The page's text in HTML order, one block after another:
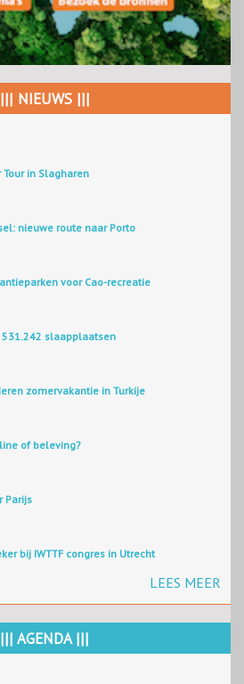
||| NIEUWS |||
in Slagharen
nieuwe route naar Porto
voor Cao-recreatie
slaapplaatsen
zomervakantie in Turkije
of beleving?
Parijs
bij IWTTF congres in Utrecht
LEES MEER
||| AGENDA |||